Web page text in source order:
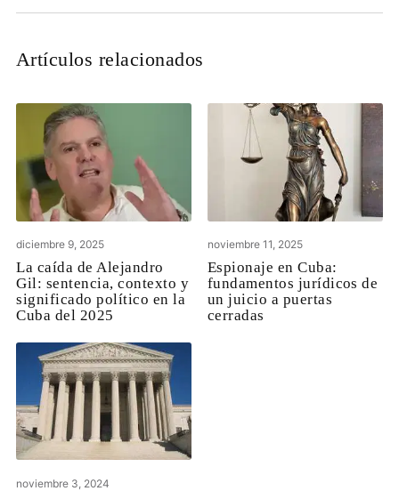
Artículos relacionados
diciembre 9, 2025
La caída de Alejandro
Gil: sentencia, contexto y
significado político en la
Cuba del 2025
noviembre 11, 2025
Espionaje en Cuba:
fundamentos jurídicos de
un juicio a puertas
cerradas
noviembre 3, 2024